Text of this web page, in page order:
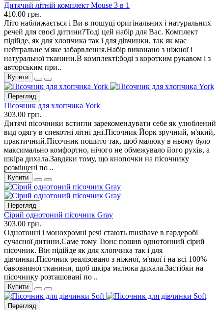
Дитячий літній комплект Mouse 3 в 1
410.00 грн.
Літо наближається і Ви в пошуці оригінальних і натуральних
речей для своєї дитини?Тоді цей набір для Вас. Комплект
підійде, як для хлопчика так і для дівчинки, так як має
нейтральне м'яке забарвлення.Набір виконано з ніжної і
натуральної тканини.В комплекті:боді з коротким рукавом і з
авторським при..
Купити
Перегляд
Пісочник для хлопчика York
303.00 грн.
Дитячі пісочники встигли зарекомендувати себе як улюблений
вид одягу в спекотні літні дні.Пісочник Йорк зручний, м'який,
практичний.Пісочник пошито так, щоб малюку в ньому було
максимально комфортно, нічого не обмежувало його рухів, а
шкіра дихала.Завдяки тому, що кнопочки на пісочнику
розміщені по ..
Купити
Перегляд
Сірий однотоний пісочник Gray
303.00 грн.
Однотонні і монохромні речі стають musthave в гардеробі
сучасної дитини.Саме тому Тюнс пошив однотонний сірий
пісочник. Він підійде як для хлопчика так і для
дівчинки.Пісочник реалізовано з ніжної, м'якої і на всі 100%
бавовняної тканини, щоб шкіра малюка дихала.Застібки на
пісочнику розташовані по ..
Купити
Перегляд